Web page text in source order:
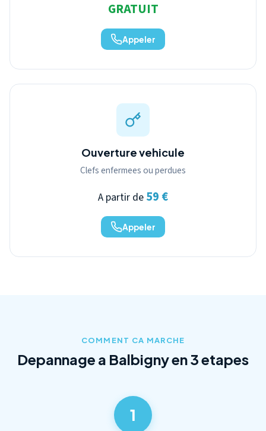
GRATUIT
Appeler
Ouverture vehicule
Clefs enfermees ou perdues
A partir de 59 €
Appeler
COMMENT CA MARCHE
Depannage a Balbigny en 3 etapes
1